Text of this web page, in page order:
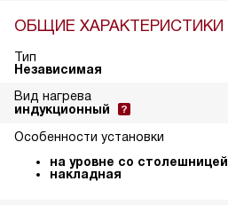
ОБЩИЕ ХАРАКТЕРИСТИКИ
Тип
Независимая
Вид нагрева
индукционный
Особенности установки
на уровне со столешницей
накладная